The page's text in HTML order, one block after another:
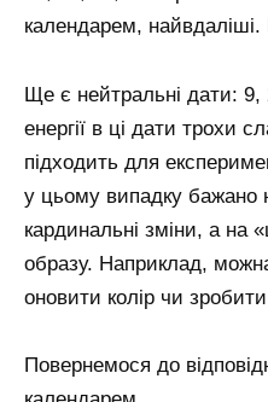
календарем,
Ще є нейтральні дати:
енергії в ці дати трохи
підходить для
у цьому випадку бажано
кардинальні зміни, а на
образу. Наприклад,
оновити колір чи
Повернемося до